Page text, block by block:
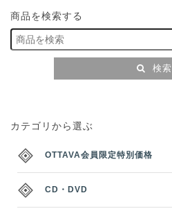
商品を検索する
検索
カテゴリから選ぶ
OTTAVA会員限定特別価格
CD・DVD